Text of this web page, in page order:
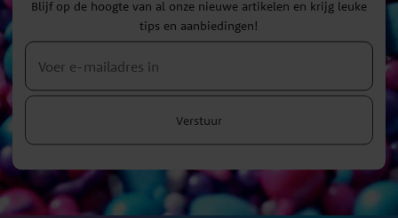
Blijf op de hoogte van al onze nieuwe artikelen en krijg leuke
tips en aanbiedingen!
Verstuur